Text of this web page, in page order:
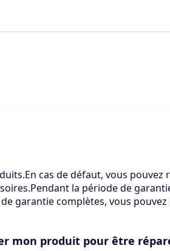
cas de défaut, vous
la période de
garantie complètes, vous
mon produit pour être